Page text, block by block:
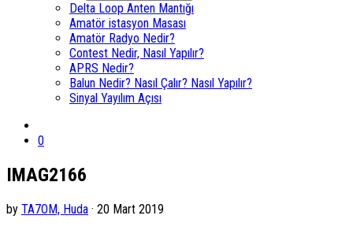
Delta Loop Anten Mantığı
Amatör istasyon Masası
Amatör Radyo Nedir?
Contest Nedir, Nasıl Yapılır?
APRS Nedir?
Balun Nedir? Nasıl Çalır? Nasıl Yapılır?
Sinyal Yayılım Açısı
0
IMAG2166
by TA7OM, Huda · 20 Mart 2019